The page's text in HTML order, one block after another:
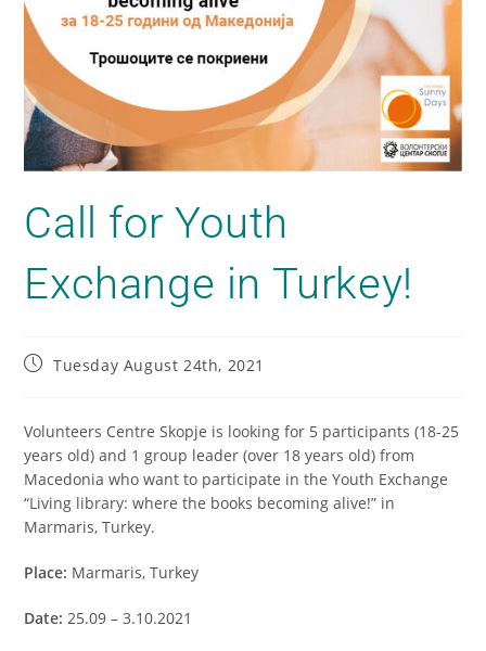
Call for Youth
Exchange in Turkey!
Tuesday August 24th, 2021
Volunteers Centre Skopje is looking for 5 participants (18-25
years old) and 1 group leader (over 18 years old) from
Macedonia who want to participate in the Youth Exchange
“Living library: where the books becoming alive!” in
Marmaris, Turkey.
Place: Marmaris, Turkey
Date: 25.09 – 3.10.2021